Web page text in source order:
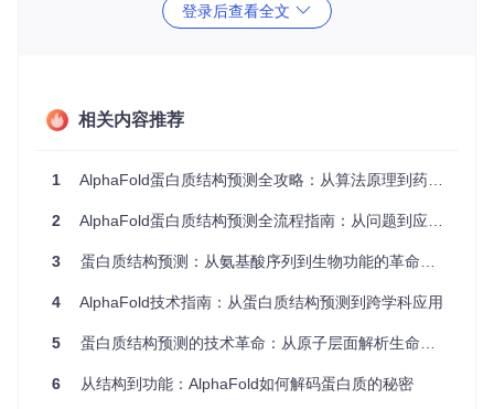
可靠性
90-
100
色
信度
90
色
度
析
70
黄色
信度
在构象变化
表面性质分析
0-5
红色
低可信
可能为内在
动态相互作用
实现，通过评估预测结构与集成模型中不同构象的一致性来确
登录后查看全文
相关内容推荐
1 AlphaFold蛋白质结构预测全攻略：从算法原理到药物研发应用
2 AlphaFold蛋白质结构预测全流程指南：从问题到应用的实践路径
3 蛋白质结构预测：从氨基酸序列到生物功能的革命性突破
4 AlphaFold技术指南：从蛋白质结构预测到跨学科应用
5 蛋白质结构预测的技术革命：从原子层面解析生命机制
6 从结构到功能：AlphaFold如何解码蛋白质的秘密